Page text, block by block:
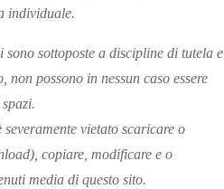
individuale.
sono sottoposte a discipline di tutela e
non possono in nessun caso essere
severamente vietato scaricare o
copiare, modificare e o
media di questo sito.